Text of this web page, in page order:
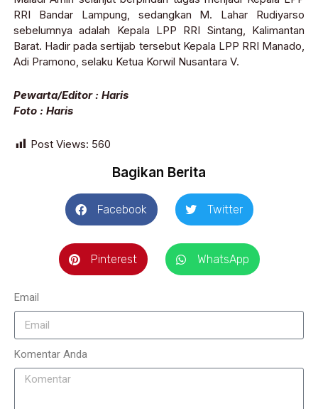
RRI Bandar Lampung, sedangkan M. Lahar Rudiyarso
sebelumnya adalah Kepala LPP RRI Sintang, Kalimantan
Barat. Hadir pada sertijab tersebut Kepala LPP RRI Manado,
Adi Pramono, selaku Ketua Korwil Nusantara V.
Pewarta/Editor : Haris
Foto : Haris
Post Views: 560
Bagikan Berita
Facebook Twitter
Pinterest WhatsApp
Email
Komentar Anda